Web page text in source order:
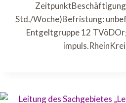
Std./Woche)Befristung:
Entgeltgruppe 12